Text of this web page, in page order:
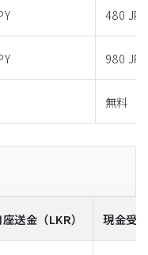
480 JPY
980 JPY
無料
送金 （LKR） 現金受